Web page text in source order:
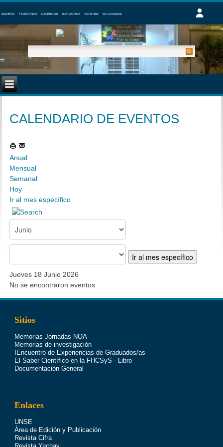
INGRESO TELÉFONOS FACEBOOK INSTAGRAM YOUTUBE SIU GUARANI
CALENDARIO DE EVENTOS
Anual
Mensual
Semanal
Hoy
Ir al mes específico
Ir al mes específico
Jueves 18 Junio 2026
No se encontraron eventos
Sitios
Memorias Jornadas NOA
Memorias de investigación
IEncuentro de Experiencias de Graduados/as
El Saber Científico en la FHCSyS - Libro
Documentación General
Enlaces
UNSE
Área de Edición y Publicación
Revista Cifra